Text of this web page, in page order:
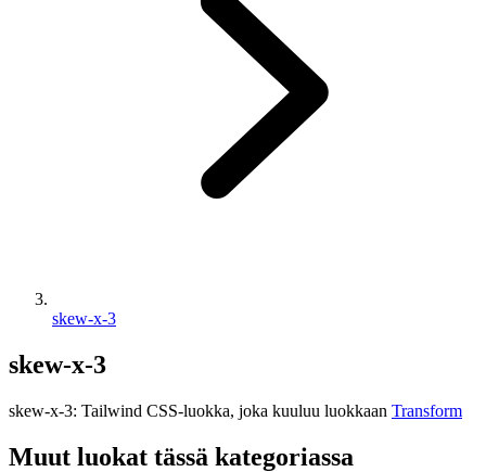
skew-x-3
skew-x-3
skew-x-3: Tailwind CSS-luokka, joka kuuluu luokkaan Transform
Muut luokat tässä kategoriassa